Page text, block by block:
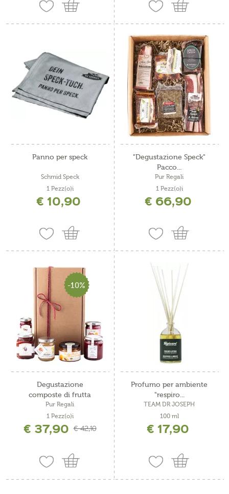
Panno per speck
Schmid Speck
1 Pezz(o)i
€ 10,90
"Degustazione Speck"
Pacco...
Pur Regali
1 Pezz(o)i
€ 66,90
-10%
Degustazione
composte di frutta
Pur Regali
1 Pezz(o)i
€ 37,90 € 42,10
Profumo per ambiente
"respiro...
TEAM DR JOSEPH
100 ml
€ 17,90